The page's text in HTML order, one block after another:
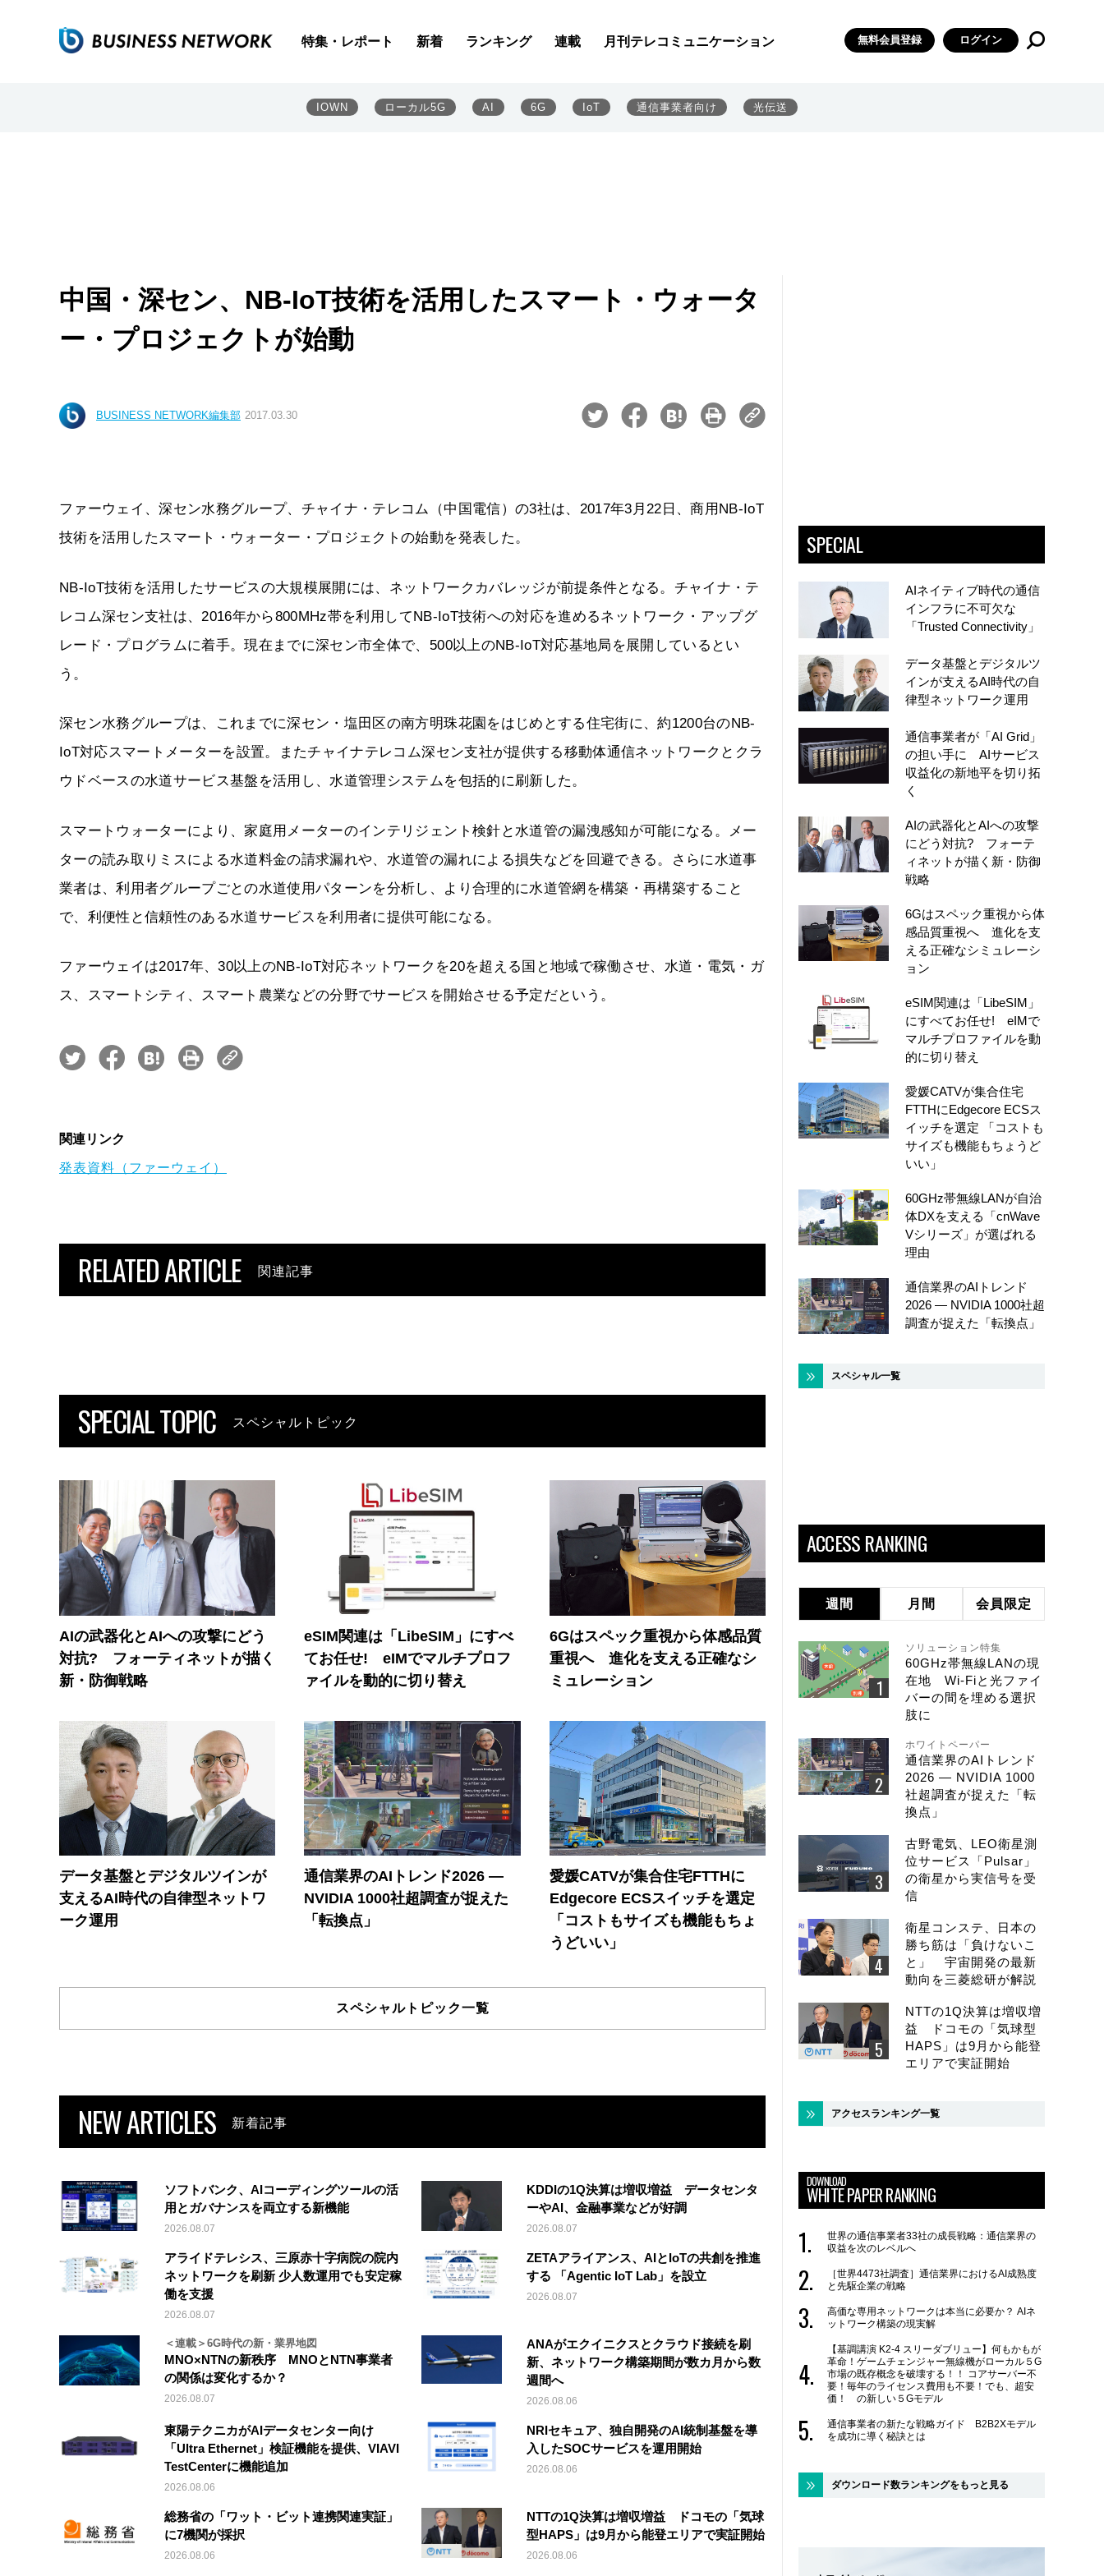
特集・レポート 新着 ランキング 連載 月刊テレコミュニケーション 無料会員登録 ログイン
IOWN ローカル5G AI 6G IoT 通信事業者向け 光伝送
中国・深セン、NB-IoT技術を活用したスマート・ウォータ
ー・プロジェクトが始動
BUSINESS NETWORK編集部 2017.03.30
ファーウェイ、深セン水務グループ、チャイナ・テレコム（中国電信）の3社は、2017年3月22日、商用NB-IoT
技術を活用したスマート・ウォーター・プロジェクトの始動を発表した。
NB-IoT技術を活用したサービスの大規模展開には、ネットワークカバレッジが前提条件となる。チャイナ・テ
レコム深セン支社は、2016年から800MHz帯を利用してNB-IoT技術への対応を進めるネットワーク・アップグ
レード・プログラムに着手。現在までに深セン市全体で、500以上のNB-IoT対応基地局を展開しているとい
う。
深セン水務グループは、これまでに深セン・塩田区の南方明珠花園をはじめとする住宅街に、約1200台のNB-
IoT対応スマートメーターを設置。またチャイナテレコム深セン支社が提供する移動体通信ネットワークとクラ
ウドベースの水道サービス基盤を活用し、水道管理システムを包括的に刷新した。
スマートウォーターにより、家庭用メーターのインテリジェント検針と水道管の漏洩感知が可能になる。メー
ターの読み取りミスによる水道料金の請求漏れや、水道管の漏れによる損失などを回避できる。さらに水道事
業者は、利用者グループごとの水道使用パターンを分析し、より合理的に水道管網を構築・再構築すること
で、利便性と信頼性のある水道サービスを利用者に提供可能になる。
ファーウェイは2017年、30以上のNB-IoT対応ネットワークを20を超える国と地域で稼働させ、水道・電気・ガ
ス、スマートシティ、スマート農業などの分野でサービスを開始させる予定だという。
関連リンク
発表資料（ファーウェイ）
RELATED ARTICLE 関連記事
SPECIAL TOPIC スペシャルトピック
AIの武器化とAIへの攻撃にどう
対抗? フォーティネットが描く
新・防御戦略
eSIM関連は「LibeSIM」にすべ
てお任せ! eIMでマルチプロフ
ァイルを動的に切り替え
6Gはスペック重視から体感品質
重視へ 進化を支える正確なシ
ミュレーション
データ基盤とデジタルツインが
支えるAI時代の自律型ネットワ
ーク運用
通信業界のAIトレンド2026 ―
NVIDIA 1000社超調査が捉えた
「転換点」
愛媛CATVが集合住宅FTTHに
Edgecore ECSスイッチを選定
「コストもサイズも機能もちょ
うどいい」
スペシャルトピック一覧
NEW ARTICLES 新着記事
ソフトバンク、AIコーディングツールの活
用とガバナンスを両立する新機能
2026.08.07
KDDIの1Q決算は増収増益 データセンタ
ーやAI、金融事業などが好調
2026.08.07
アライドテレシス、三原赤十字病院の院内
ネットワークを刷新 少人数運用でも安定稼
働を支援
2026.08.07
ZETAアライアンス、AIとIoTの共創を推進
する 「Agentic IoT Lab」を設立
2026.08.07
＜連載＞6G時代の新・業界地図
MNO×NTNの新秩序 MNOとNTN事業者
の関係は変化するか？
2026.08.07
ANAがエクイニクスとクラウド接続を刷
新、ネットワーク構築期間が数カ月から数
週間へ
2026.08.06
東陽テクニカがAIデータセンター向け
「Ultra Ethernet」検証機能を提供、VIAVI
TestCenterに機能追加
2026.08.06
NRIセキュア、独自開発のAI統制基盤を導
入したSOCサービスを運用開始
2026.08.06
総務省の「ワット・ビット連携関連実証」
に7機関が採択
2026.08.06
NTTの1Q決算は増収増益 ドコモの「気球
型HAPS」は9月から能登エリアで実証開始
2026.08.06
SPECIAL
AIネイティブ時代の通信
インフラに不可欠な
「Trusted Connectivity」
データ基盤とデジタルツ
インが支えるAI時代の自
律型ネットワーク運用
通信事業者が「AI Grid」
の担い手に AIサービス
収益化の新地平を切り拓
く
AIの武器化とAIへの攻撃
にどう対抗? フォーテ
ィネットが描く新・防御
戦略
6Gはスペック重視から体
感品質重視へ 進化を支
える正確なシミュレーシ
ョン
eSIM関連は「LibeSIM」
にすべてお任せ! eIMで
マルチプロファイルを動
的に切り替え
愛媛CATVが集合住宅
FTTHにEdgecore ECSス
イッチを選定 「コストも
サイズも機能もちょうど
いい」
60GHz帯無線LANが自治
体DXを支える「cnWave
Vシリーズ」が選ばれる
理由
通信業界のAIトレンド
2026 ― NVIDIA 1000社超
調査が捉えた「転換点」
スペシャル一覧
ACCESS RANKING
週間 月間 会員限定
ソリューション特集
60GHz帯無線LANの現
在地 Wi-Fiと光ファイ
バーの間を埋める選択
肢に
ホワイトペーパー
通信業界のAIトレンド
2026 ― NVIDIA 1000
社超調査が捉えた「転
換点」
古野電気、LEO衛星測
位サービス「Pulsar」
の衛星から実信号を受
信
衛星コンステ、日本の
勝ち筋は「負けないこ
と」 宇宙開発の最新
動向を三菱総研が解説
NTTの1Q決算は増収増
益 ドコモの「気球型
HAPS」は9月から能登
エリアで実証開始
アクセスランキング一覧
DOWNLOAD
WHITE PAPER RANKING
世界の通信事業者33社の成長戦略：通信業界の
収益を次のレベルへ
［世界4473社調査］通信業界におけるAI成熟度
と先駆企業の戦略
高価な専用ネットワークは本当に必要か？ AIネ
ットワーク構築の現実解
【基調講演 K2-4 スリーダブリュー】何もかもが
革命！ゲームチェンジャー無線機がローカル５G
市場の既存概念を破壊する！！ コアサーバー不
要！毎年のライセンス費用も不要！でも、超安
価！ の新しい５Gモデル
通信事業者の新たな戦略ガイド B2B2Xモデル
を成功に導く秘訣とは
ダウンロード数ランキングをもっと見る